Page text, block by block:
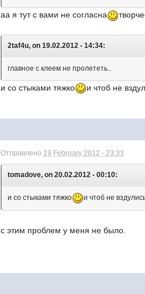
аа я тут с вами не согласна
2taf4u, on 19.02.2012 - 14:34:
главное с клеем не пролететь..
и со стыками тяжко и чтоб не
Отправлено 19 February 2012 - 23:33
tomadove, on 20.02.2012 - 00:10:
и со стыками тяжко и чтоб не
с этим проблем у меня не было.